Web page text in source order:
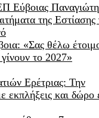
Εύβοιας
της Εστίασης
«Σας θέλω
το 2027»
Ερέτριας: Την
και δώρο